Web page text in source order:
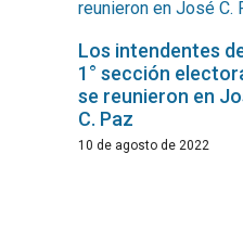
Los intendentes
1° sección
se reunieron en
C. Paz
10 de agosto de 2022